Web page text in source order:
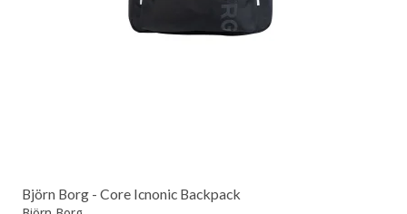
Björn Borg - Core Icnonic Backpack